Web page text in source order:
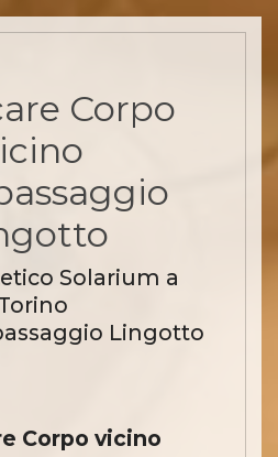
Corpo
Solarium a
Lingotto
Corpo vicino